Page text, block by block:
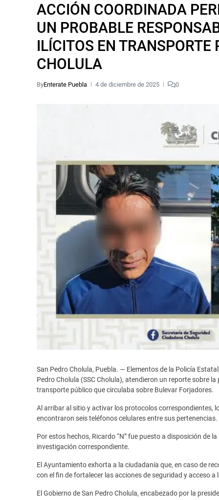
ACCIÓN COORDINADA
UN PROBABLE
ILÍCITOS EN TRANSPORTE
CHOLULA
ByEnterate Puebla 4 de diciembre de 2025 0
San Pedro Cholula, Puebla. — Elementos de la Policía
Pedro Cholula (SSC Cholula), atendieron un reporte sobre
transporte público que circulaba sobre Bulevar Forjadores.
Al arribar al sitio y activar los protocolos correspondientes,
encontraron seis teléfonos celulares entre sus pertenencias.
Por estos hechos, Ricardo “N” fue puesto a disposición de
investigación correspondiente.
El Ayuntamiento exhorta a la ciudadanía que, en caso de
con el fin de fortalecer las acciones de seguridad y acceso a
El Gobierno de San Pedro Cholula, encabezado por la